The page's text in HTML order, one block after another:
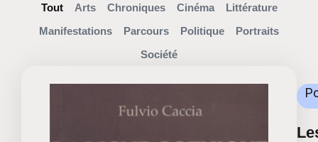
Arts Chroniques Cinéma
Littérature
Manifestations
Parcours Politique
Portraits
Société
Tout